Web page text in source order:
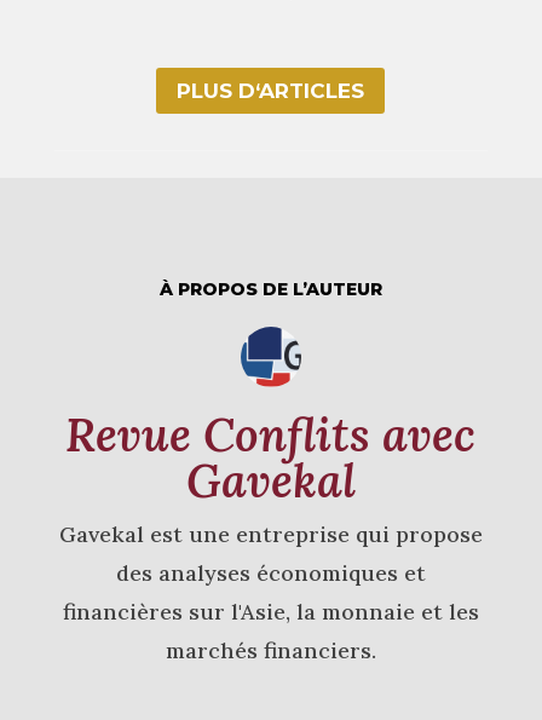
PLUS D‘ARTICLES
À PROPOS DE L’AUTEUR
Revue Conflits avec
Gavekal
Gavekal est une entreprise qui propose
des analyses économiques et
financières sur l'Asie, la monnaie et les
marchés financiers.